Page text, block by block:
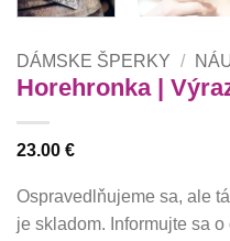
DÁMSKE ŠPERKY /
Horehronka |
23.00 €
Ospravedlňujeme sa, ale
je skladom. Informujte sa